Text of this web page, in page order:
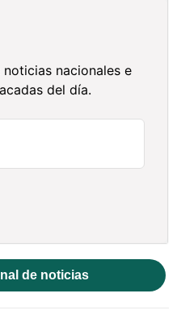
nacionales e
del día.
de noticias